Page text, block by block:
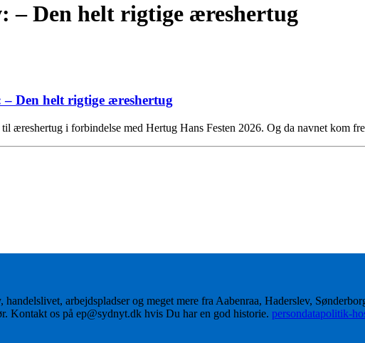
– Den helt rigtige æreshertug
Den helt rigtige æreshertug
æreshertug i forbindelse med Hertug Hans Festen 2026. Og da navnet kom
arbejdspladser og meget mere fra Aabenraa, Haderslev,
Kontakt os på ep@sydnyt.dk hvis Du har en god historie. persondatapolitik-